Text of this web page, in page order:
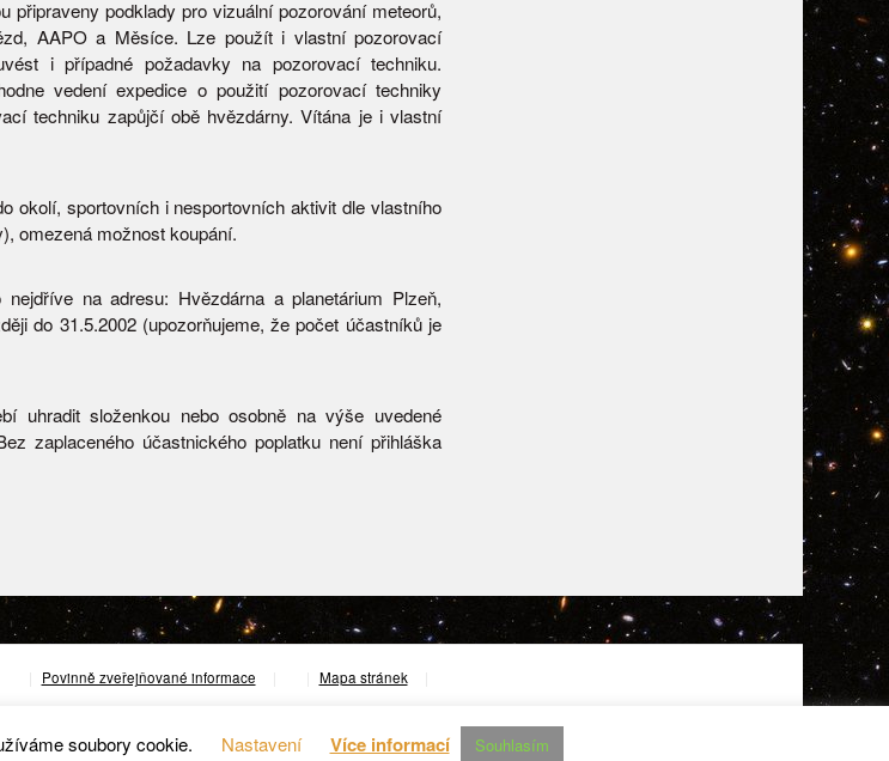
připraveny podklady pro vizuální pozorování meteorů,
AAPO a Měsíce. Lze použít i vlastní pozorovací
i případné požadavky na pozorovací techniku.
vedení expedice o použití pozorovací techniky
techniku zapůjčí obě hvězdárny. Vítána je i vlastní
okolí, sportovních i nesportovních aktivit dle vlastního
omezená možnost koupání.
nejdříve na adresu: Hvězdárna a planetárium Plzeň,
do 31.5.2002 (upozorňujeme, že počet účastníků je
uhradit složenkou nebo osobně na výše uvedené
zaplaceného účastnického poplatku není přihláška
Povinně zveřejňované informace Mapa stránek
soubory cookie. Nastavení Více informací Souhlasím